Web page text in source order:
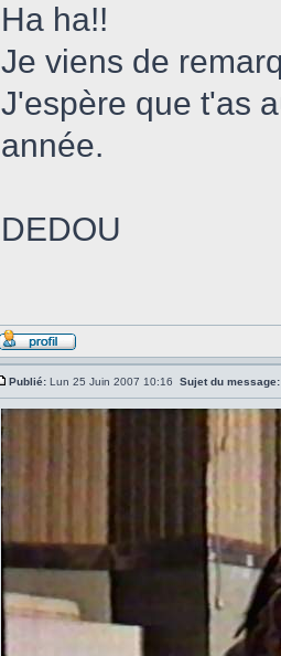
Ha ha!!
Je viens de
J'espère que t'as
année.
DEDOU
Publié: Lun 25 Juin 2007 10:16 Sujet du message: